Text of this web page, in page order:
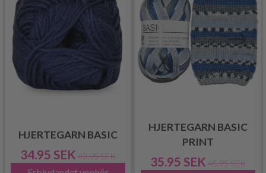
HJERTEGARN BASIC
34.95 SEK 43.95 SEK
HJERTEGARN BASIC
PRINT
35.95 SEK 45.95 SEK